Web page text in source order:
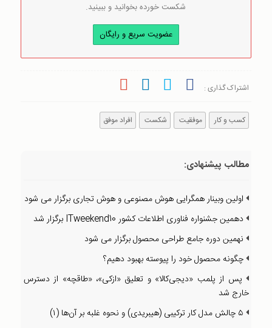
شکست خورده بخوانید و ببینید.
عضویت سریع و رایگان
اشتراک گذاری :
کسب و کار موفقیت شکست افراد موفق
مطالب پیشنهادی:
اولین وبینار همگرایی هوش مصنوعی و هوش تجاری برگزار می شود
دهمین جشنواره فناوری اطلاعات کشور ITweekend10 برگزار شد
نهمین دوره جامع طراحی محصول برگزار می شود
چگونه محصول خود را پیوسته بهبود دهیم؟
پس از پلمب «دیجی‌کالا» و تعلیق «ازکی»، «طاقچه» از دسترس
خارج شد
۵ چالش مدل کار ترکیبی (هیبریدی) و نحوه غلبه بر آن‌ها (۱)